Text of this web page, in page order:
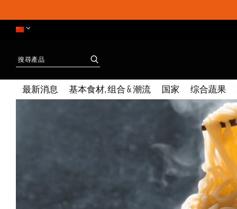
最新消息 基本食材, 组合 & 潮流 国家 综合蔬果